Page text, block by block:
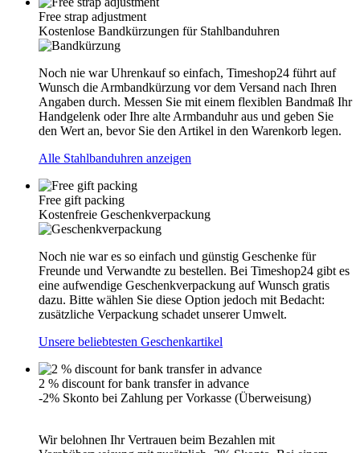
Free strap adjustment
Kostenlose Bandkürzungen für Stahlbanduhren
Noch nie war Uhrenkauf so einfach, Timeshop24 führt auf
Wunsch die Armbandkürzung vor dem Versand nach Ihren
Angaben durch. Messen Sie mit einem flexiblen Bandmaß Ihr
Handgelenk oder Ihre alte Armbanduhr aus und geben Sie
den Wert an, bevor Sie den Artikel in den Warenkorb legen.
Alle Stahlbanduhren anzeigen
Free gift packing
Kostenfreie Geschenkverpackung
Noch nie war es so einfach und günstig Geschenke für
Freunde und Verwandte zu bestellen. Bei Timeshop24 gibt es
eine aufwendige Geschenkverpackung auf Wunsch gratis
dazu. Bitte wählen Sie diese Option jedoch mit Bedacht:
zusätzliche Verpackung schadet unserer Umwelt.
Unsere beliebtesten Geschenkartikel
2 % discount for bank transfer in advance
-2% Skonto bei Zahlung per Vorkasse (Überweisung)
Wir belohnen Ihr Vertrauen beim Bezahlen mit